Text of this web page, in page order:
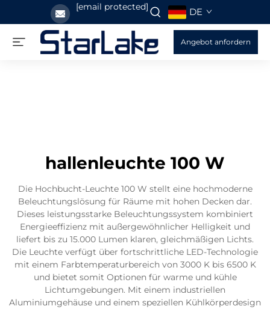
[email protected] DE
Angebot anfordern
hallenleuchte 100 W
Die Hochbucht-Leuchte 100 W stellt eine hochmoderne
Beleuchtungslösung für Räume mit hohen Decken dar.
Dieses leistungsstarke Beleuchtungssystem kombiniert
Energieeffizienz mit außergewöhnlicher Helligkeit und
liefert bis zu 15.000 Lumen klaren, gleichmäßigen Lichts.
Die Leuchte verfügt über fortschrittliche LED-Technologie
mit einem Farbtemperaturbereich von 3000 K bis 6500 K
und bietet somit Optionen für warme und kühle
Lichtumgebungen. Mit einem industriellen
Aluminiumgehäuse und einem speziellen Kühlkörperdesign